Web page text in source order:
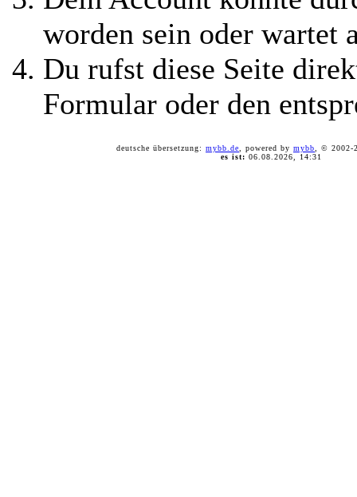
worden sein oder wartet
Du rufst diese Seite
Formular oder den
deutsche übersetzung: mybb.de , powered by mybb , ©
es ist: 06.08.2026, 14:31